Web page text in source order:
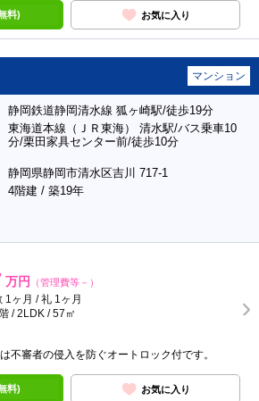
料) お気に入り
マンション
静岡鉄道静岡清水線 狐ヶ崎駅/徒歩19分
東海道本線（ＪＲ東海） 清水駅/バス乗車10
分/栗田家具センター前/徒歩10分
静岡県静岡市清水区吉川 717-1
4階建 / 築19年
万円 （管理費等－）
1ヶ月 / 礼 1ヶ月
/ 2LDK / 57㎡
不審者の侵入を防ぐオートロック付です。
料) お気に入り